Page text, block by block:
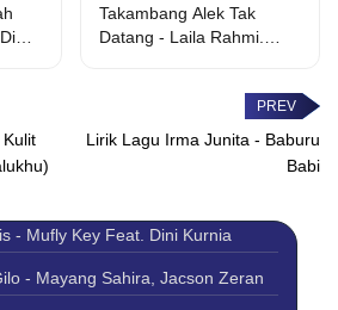
Takambang Alek Tak
Datang - Laila Rahmi.
Lirik Lagu Irma Junita - Baburu
Babi
- Mufly Key Feat. Dini Kurnia
- Mayang Sahira, Jacson Zeran